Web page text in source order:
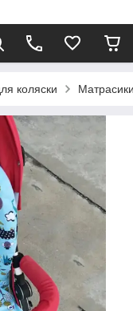
коляски